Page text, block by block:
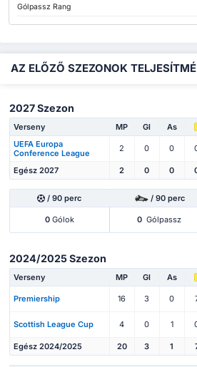
Gólpassz Rang
AZ ELŐZŐ SZEZONOK
2027 Szezon
Verseny MP Gl As
UEFA Europa
Conference League
2 0 0
Egész 2027 2 0 0
/ 90 perc / 90 perc
0Gólok 0 Gólpassz
2024/2025 Szezon
Verseny MP Gl As
Premiership 16 3 0
Scottish League Cup 4 0 1
Egész 2024/2025 20 3 1